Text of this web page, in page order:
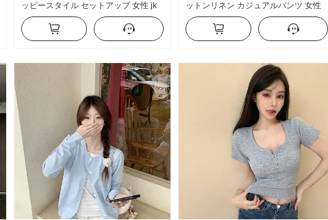
ッピースタイル セットアップ 女性 jk
制服 フェイクレイヤード 純 欲 トップ
ス ハーフ スカートパンツ ツーピース
セット
ットンリネン カジュアルパンツ 女性
春 夏 2026 新品 ルーズフィット スリ
ム効果 軽薄 ストレートパンツ